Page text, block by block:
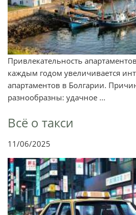
Привлекательность
каждым годом увеличивается
апартаментов в Болгарии.
разнообразны: удачное ...
Всё о такси
11/06/2025